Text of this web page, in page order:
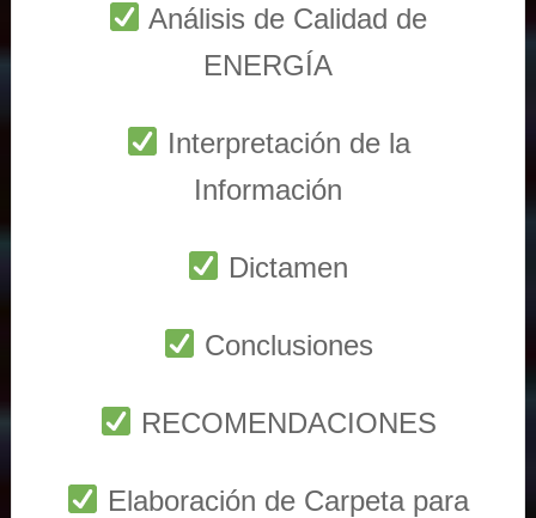
Análisis de Calidad de
ENERGÍA
Interpretación de la
Información
Dictamen
Conclusiones
RECOMENDACIONES
Elaboración de Carpeta para